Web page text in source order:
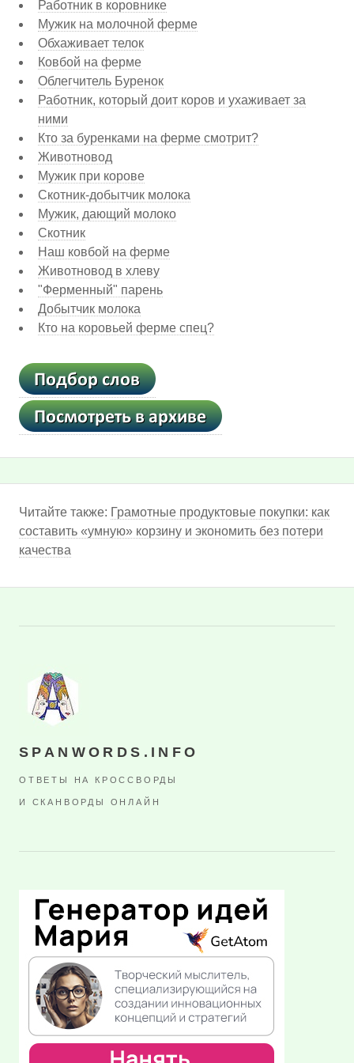
Работник в коровнике
Мужик на молочной ферме
Обхаживает телок
Ковбой на ферме
Облегчитель Буренок
Работник, который доит коров и ухаживает за
ними
Кто за буренками на ферме смотрит?
Животновод
Мужик при корове
Скотник-добытчик молока
Мужик, дающий молоко
Скотник
Наш ковбой на ферме
Животновод в хлеву
"Ферменный" парень
Добытчик молока
Кто на коровьей ферме спец?
Читайте также: Грамотные продуктовые покупки: как
составить «умную» корзину и экономить без потери
качества
SPANWORDS.INFO
ОТВЕТЫ НА КРОССВОРДЫ
И СКАНВОРДЫ ОНЛАЙН